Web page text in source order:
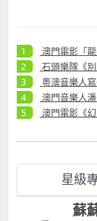
澳門電影「
石頭樂隊《
粵澳音樂人
澳門音樂人
澳門電影《
星級
蘇